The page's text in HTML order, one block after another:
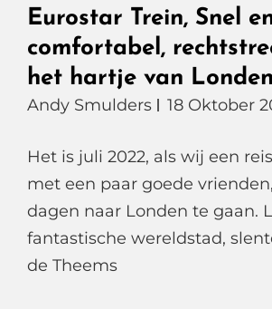
Eurostar Trein, Snel
comfortabel,
het hartje van Londen
Andy Smulders 18 Oktober
Het is juli 2022, als wij een
met een paar goede
dagen naar Londen te gaan.
fantastische wereldstad,
de Theems